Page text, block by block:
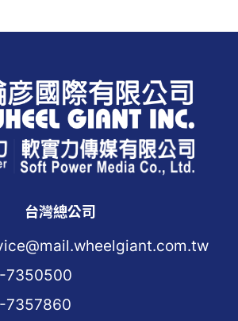
台灣總公司
7350500
7357860